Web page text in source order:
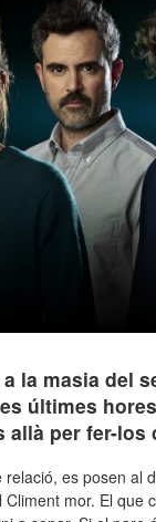
la masia del
últimes
allà per fer-los
es posen al
mor. El que